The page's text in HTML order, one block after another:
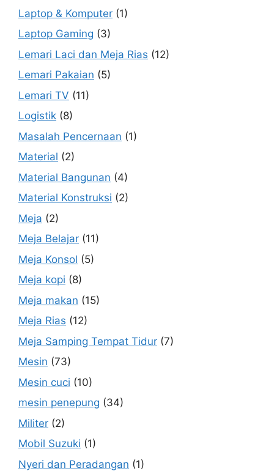
Laptop & Komputer (1)
Laptop Gaming (3)
Lemari Laci dan Meja Rias (12)
Lemari Pakaian (5)
Lemari TV (11)
Logistik (8)
Masalah Pencernaan (1)
Material (2)
Material Bangunan (4)
Material Konstruksi (2)
Meja (2)
Meja Belajar (11)
Meja Konsol (5)
Meja kopi (8)
Meja makan (15)
Meja Rias (12)
Meja Samping Tempat Tidur (7)
Mesin (73)
Mesin cuci (10)
mesin penepung (34)
Militer (2)
Mobil Suzuki (1)
Nyeri dan Peradangan (1)